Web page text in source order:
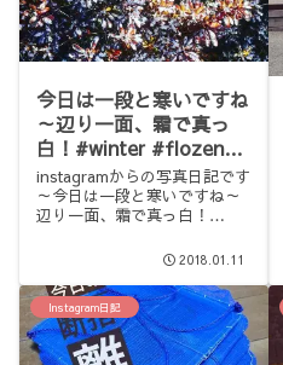
今日は一段と寒いですね
～辺り一面、霜で真っ
白！#winter #flozen
#japan #kyoto
instagramからの写真日記です
～今日は一段と寒いですね～
辺り一面、霜で真っ白！
#kyotoっと、朝の通勤途中で
クリートの上にも霜？！滑り
そうで、怖かったです…😫
滑...
2018.01.11
Instagram日記